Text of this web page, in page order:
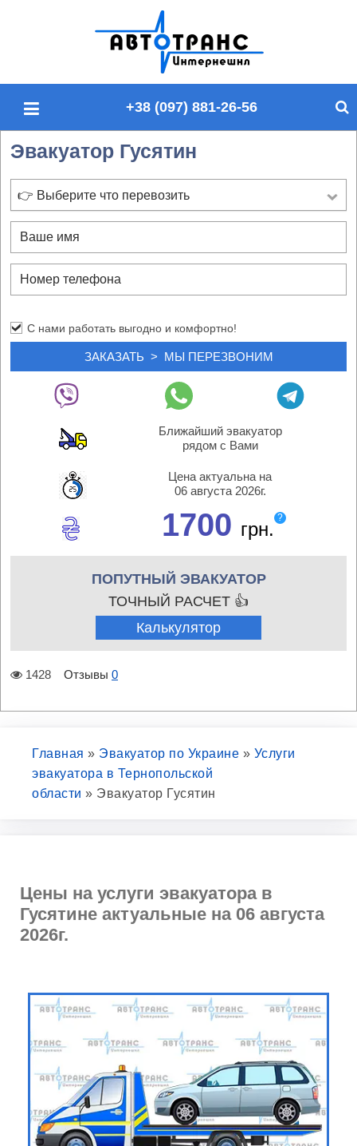
п
й
у
+38 (097) 881-26-56
Эвакуатор Гусятин
👉 Выберите что перевозить
С нами работать выгодно и комфортно!
Ближайший эвакуатор
рядом с Вами
Цена актуальна на
06 августа 2026г.
1700 грн.
?
ПОПУТНЫЙ ЭВАКУАТОР
ТОЧНЫЙ РАСЧЕТ 👍
Калькулятор
1428 Отзывы 0
Главная » Эвакуатор по Украине » Услуги
эвакуатора в Тернопольской
области » Эвакуатор Гусятин
Цены на услуги эвакуатора в
Гусятине актуальные на 06 августа
2026г.